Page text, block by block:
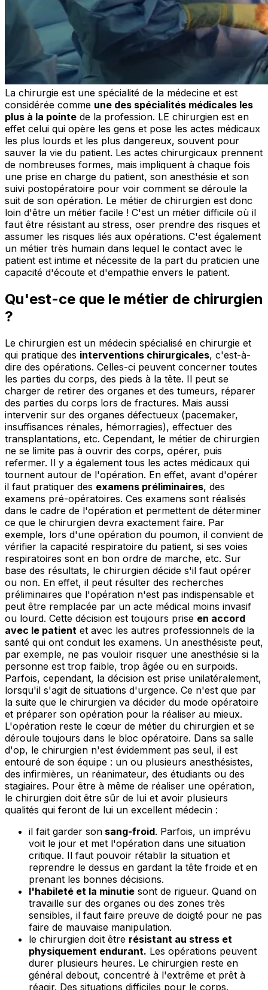
La chirurgie est une spécialité de la médecine et est
considérée comme une des spécialités médicales les
plus à la pointe de la profession. LE chirurgien est en
effet celui qui opère les gens et pose les actes médicaux
les plus lourds et les plus dangereux, souvent pour
sauver la vie du patient. Les actes chirurgicaux prennent
de nombreuses formes, mais impliquent à chaque fois
une prise en charge du patient, son anesthésie et son
suivi postopératoire pour voir comment se déroule la
suit de son opération. Le métier de chirurgien est donc
loin d'être un métier facile ! C'est un métier difficile où il
faut être résistant au stress, oser prendre des risques et
assumer les risques liés aux opérations. C'est également
un métier très humain dans lequel le contact avec le
patient est intime et nécessite de la part du praticien une
capacité d'écoute et d'empathie envers le patient.
Qu'est-ce que le métier de chirurgien
?
Le chirurgien est un médecin spécialisé en chirurgie et
qui pratique des interventions chirurgicales, c'est-à-
dire des opérations. Celles-ci peuvent concerner toutes
les parties du corps, des pieds à la tête. Il peut se
charger de retirer des organes et des tumeurs, réparer
des parties du corps lors de fractures. Mais aussi
intervenir sur des organes défectueux (pacemaker,
insuffisances rénales, hémorragies), effectuer des
transplantations, etc. Cependant, le métier de chirurgien
ne se limite pas à ouvrir des corps, opérer, puis
refermer. Il y a également tous les actes médicaux qui
tournent autour de l'opération. En effet, avant d'opérer
il faut pratiquer des examens préliminaires, des
examens pré-opératoires. Ces examens sont réalisés
dans le cadre de l'opération et permettent de déterminer
ce que le chirurgien devra exactement faire. Par
exemple, lors d'une opération du poumon, il convient de
vérifier la capacité respiratoire du patient, si ses voies
respiratoires sont en bon ordre de marche, etc. Sur
base des résultats, le chirurgien décide s'il faut opérer
ou non. En effet, il peut résulter des recherches
préliminaires que l'opération n'est pas indispensable et
peut être remplacée par un acte médical moins invasif
ou lourd. Cette décision est toujours prise en accord
avec le patient et avec les autres professionnels de la
santé qui ont conduit les examens. Un anesthésiste peut,
par exemple, ne pas vouloir risquer une anesthésie si la
personne est trop faible, trop âgée ou en surpoids.
Parfois, cependant, la décision est prise unilatéralement,
lorsqu'il s'agit de situations d'urgence. Ce n'est que par
la suite que le chirurgien va décider du mode opératoire
et préparer son opération pour la réaliser au mieux.
L'opération reste le cœur de métier du chirurgien et se
déroule toujours dans le bloc opératoire. Dans sa salle
d'op, le chirurgien n'est évidemment pas seul, il est
entouré de son équipe : un ou plusieurs anesthésistes,
des infirmières, un réanimateur, des étudiants ou des
stagiaires. Pour être à même de réaliser une opération,
le chirurgien doit être sûr de lui et avoir plusieurs
qualités qui feront de lui un excellent médecin :
il fait garder son sang-froid. Parfois, un imprévu
voit le jour et met l'opération dans une situation
critique. Il faut pouvoir rétablir la situation et
reprendre le dessus en gardant la tête froide et en
prenant les bonnes décisions.
l'habileté et la minutie sont de rigueur. Quand on
travaille sur des organes ou des zones très
sensibles, il faut faire preuve de doigté pour ne pas
faire de mauvaise manipulation.
le chirurgien doit être résistant au stress et
physiquement endurant. Les opérations peuvent
durer plusieurs heures. Le chirurgien reste en
général debout, concentré à l'extrême et prêt à
réagir. Des situations difficiles pour le corps.